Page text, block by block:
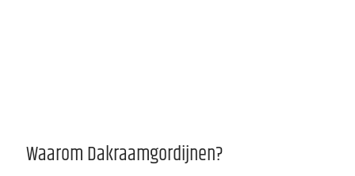
Waarom Dakraamgordijnen?